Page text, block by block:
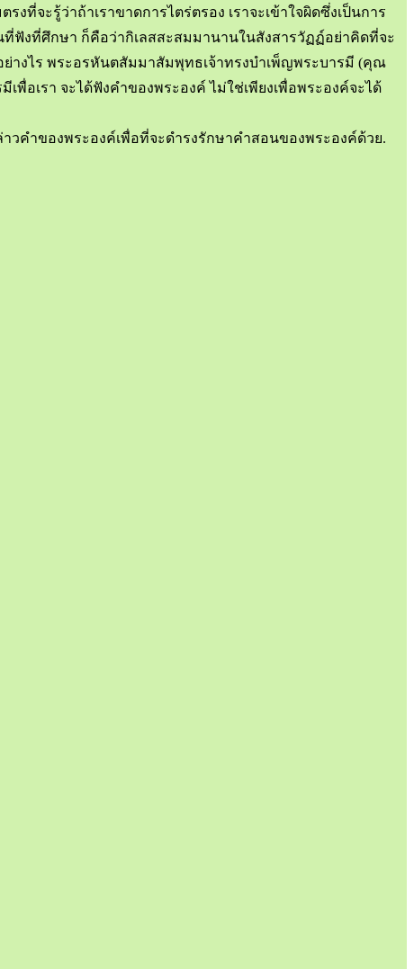
ที่จะรู้ว่าถ้าเราขาดการไตร่ตรอง เราจะเข้าใจผิดซึ่งเป็นการ
ฟังที่ศึกษา ก็คือว่ากิเลสสะสมมานานในสังสารวัฏฏ์อย่าคิดที่จะ
างไร พระอรหันตสัมมาสัมพุทธเจ้าทรงบำเพ็ญพระบารมี (คุณ
อเรา จะได้ฟังคำของพระองค์ ไม่ใช่เพียงเพื่อพระองค์จะได้
คำของพระองค์เพื่อที่จะดำรงรักษาคำสอนของพระองค์ด้วย.